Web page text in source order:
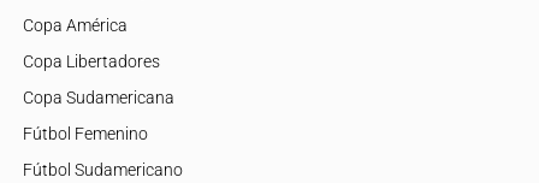
Copa América
Copa Libertadores
Copa Sudamericana
Fútbol Femenino
Fútbol Sudamericano